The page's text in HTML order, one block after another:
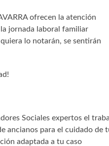
ofrecen la atención
jornada laboral familiar
lo notarán, se sentirán
Sociales expertos el
ancianos para el cuidado de
adaptada a tu caso